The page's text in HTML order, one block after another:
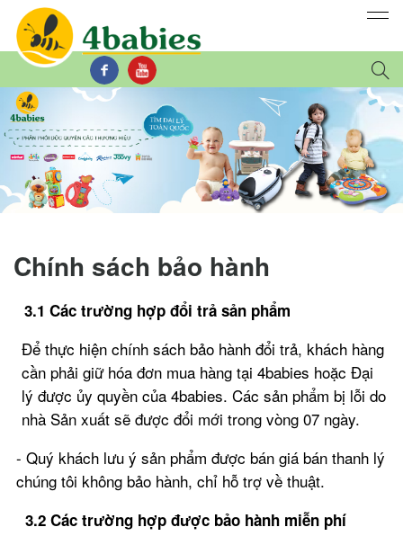
Chính sách bảo hành
3.1 Các trường hợp đổi trả sản phẩm
Để thực hiện chính sách bảo hành đổi trả, khách hàng
cần phải giữ hóa đơn mua hàng tại 4babies hoặc Đại
lý được ủy quyền của 4babies. Các sản phẩm bị lỗi do
nhà Sản xuất sẽ được đổi mới trong vòng 07 ngày.
- Quý khách lưu ý sản phẩm được bán giá bán thanh lý
chúng tôi không bảo hành, chỉ hỗ trợ về thuật.
3.2 Các trường hợp được bảo hành miễn phí